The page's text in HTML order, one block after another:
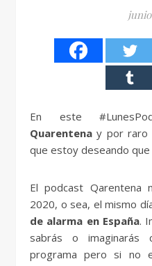
junio
En este
Quarentena y por raro
que estoy deseando que
El podcast
2020, o sea, el mismo
de alarma en España.
sabrás o
programa pero si no